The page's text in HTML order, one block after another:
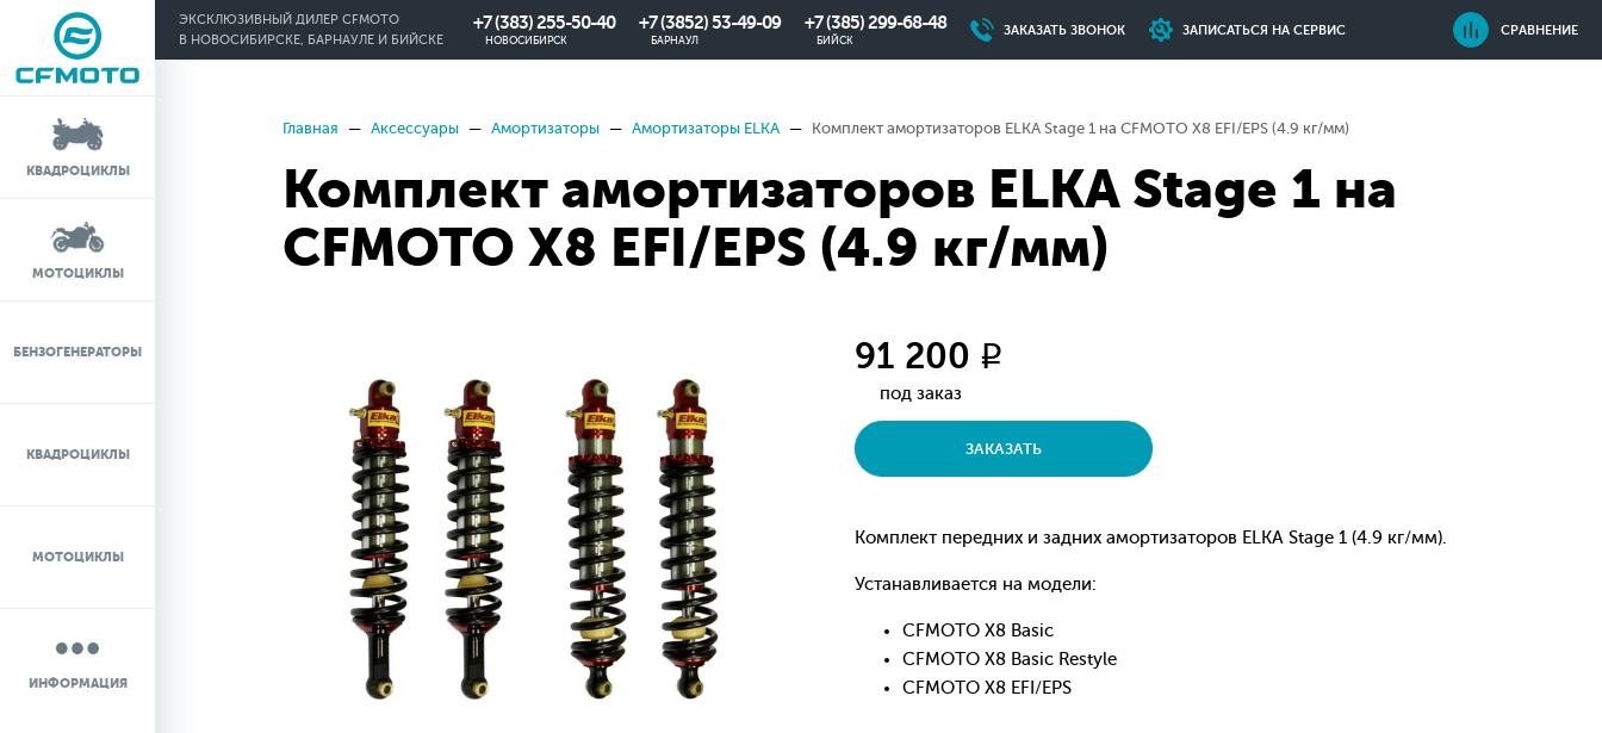
ЭКСКЛЮЗИВНЫЙ ДИЛЕР CFMOTO
В НОВОСИБИРСКЕ, БАРНАУЛЕ И БИЙСКЕ
+7 (383) 255-50-40
НОВОСИБИРСК
+7 (3852) 53-49-09
БАРНАУЛ
+7 (385) 299-68-48
БИЙСК
ЗАКАЗАТЬ ЗВОНОК ЗАПИСАТЬСЯ НА СЕРВИС СРАВНЕНИЕ
КВАДРОЦИКЛЫ
МОТОЦИКЛЫ
БЕНЗОГЕНЕРАТОРЫ
КВАДРОЦИКЛЫ
МОТОЦИКЛЫ
ИНФОРМАЦИЯ
0%
IN
Главная Аксессуары Амортизаторы Амортизаторы ELKA Комплект амортизаторов ELKA Stage 1 на CFMOTO X8 EFI/EPS (4.9 кг/мм)
Комплект амортизаторов ELKA Stage 1 на
CFMOTO X8 EFI/EPS (4.9 кг/мм)
91 200 q
под заказ
ЗАКАЗАТЬ
Комплект передних и задних амортизаторов ELKA Stage 1 (4.9 кг/мм).
Устанавливается на модели:
CFMOTO X8 Basic
CFMOTO X8 Basic Restyle
CFMOTO X8 EFI/EPS